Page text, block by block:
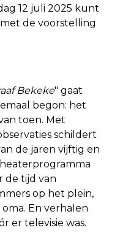
12 juli 2025 kunt
de voorstelling
Bekeke" gaat
begon: het
toen. Met
schildert
de jaren vijftig en
de tijd van
op het plein,
En verhalen
er televisie was.